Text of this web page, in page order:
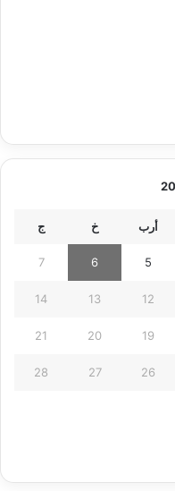
أرب خ ج
5
6
7
12
13
14
19
20
21
26
27
28